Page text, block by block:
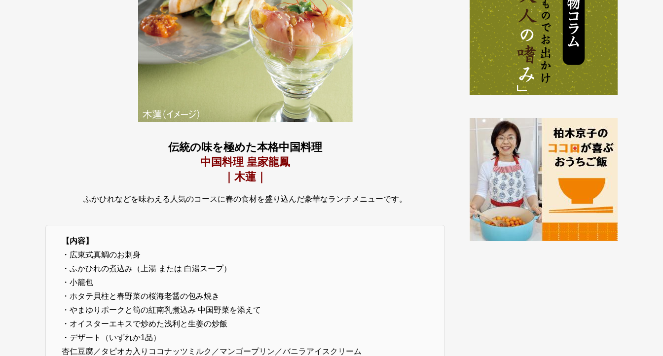
伝統の味を極めた本格中国料理
中国料理 皇家龍鳳
｜木蓮｜
ふかひれなどを味わえる人気のコースに春の食材を盛り込んだ豪華なランチメニューです。
【内容】
・広東式真鯛のお刺身
・ふかひれの煮込み（上湯 または 白湯スープ）
・小籠包
・ホタテ貝柱と春野菜の桜海老醤の包み焼き
・やまゆりポークと筍の紅南乳煮込み 中国野菜を添えて
・オイスターエキスで炒めた浅利と生姜の炒飯
・デザート（いずれか1品）
杏仁豆腐／タピオカ入りココナッツミルク／マンゴープリン／バニラアイスクリーム